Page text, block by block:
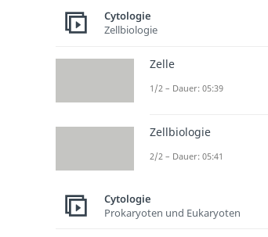
Cytologie
Zellbiologie
Zelle
1/2 – Dauer: 05:39
Zellbiologie
2/2 – Dauer: 05:41
Cytologie
Prokaryoten und Eukaryoten